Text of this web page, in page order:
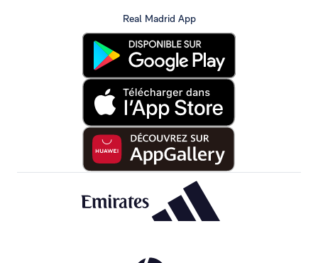
Real Madrid App